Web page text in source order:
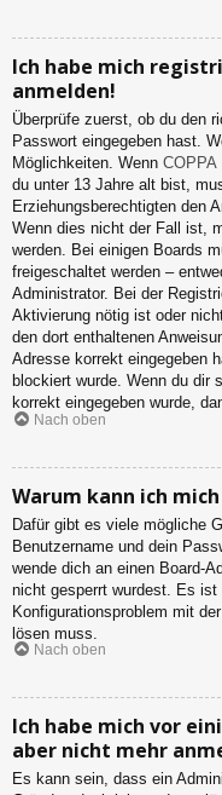
Ich habe mich
anmelden!
Überprüfe zuerst, ob du den
Passwort eingegeben hast.
Möglichkeiten. Wenn COPPA
du unter 13 Jahre alt bist,
Erziehungsberechtigten den
Wenn dies nicht der Fall ist,
werden. Bei einigen Boards
freigeschaltet werden –
Administrator. Bei der
Aktivierung nötig ist oder
den dort enthaltenen
Adresse korrekt eingegeben
blockiert wurde. Wenn du dir
korrekt eingegeben wurde,
Nach oben
Warum kann ich
Dafür gibt es viele mögliche
Benutzername und dein
wende dich an einen Board-
nicht gesperrt wurdest. Es
Konfigurationsproblem mit
lösen muss.
Nach oben
Ich habe mich vor
aber nicht mehr
Es kann sein, dass ein